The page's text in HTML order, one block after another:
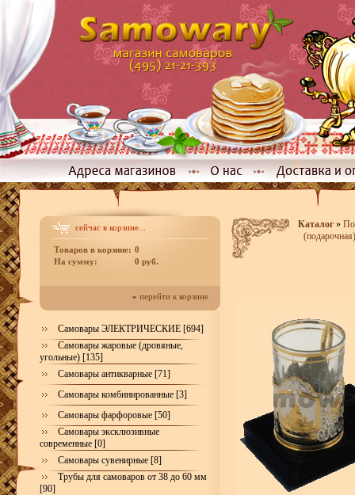
сейчас в корзине...
Товаров в корзине: 0
На сумму:
0 руб.
» перейти к корзине
Самовары ЭЛЕКТРИЧЕСКИЕ [694]
Самовары жаровые (дровяные,
угольные) [135]
Самовары антикварные [71]
Самовары комбинированные [3]
Самовары фарфоровые [50]
Самовары эксклюзивные
современные [0]
Самовары сувенирные [8]
Трубы для самоваров от 38 до 60 мм
[90]
Каталог»
(подарочная)